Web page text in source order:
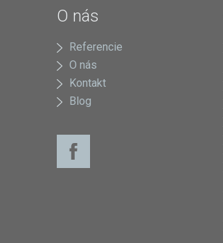
O nás
Referencie
O nás
Kontakt
Blog